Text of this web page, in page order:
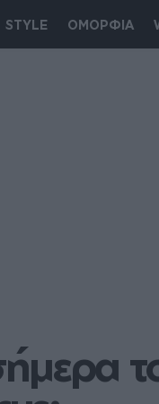
STYLE ΟΜΟΡΦΙΑ